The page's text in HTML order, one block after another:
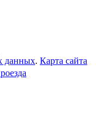
данных. Карта сайта